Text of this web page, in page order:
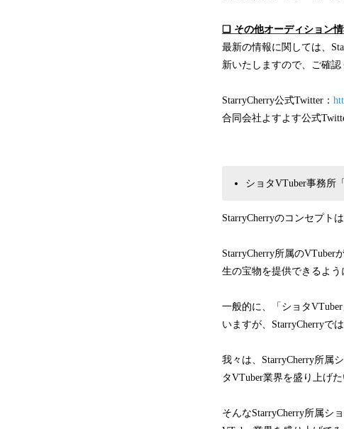
❏ その他オーディション
最新の情報に関しては、
新いたしますので、ご確認
StarryCherry公式Twitter：
合同会社よすよす公式
ショタVTuber事務所
StarryCherryのコンセプト
StarryCherry所属の
生の宝物を提供できるよう
一般的に、「ショタ
いますが、StarryCherryで
我々は、StarryCherry所属
タVTuber業界を盛り上げ
そんなStarryCherry所属シ